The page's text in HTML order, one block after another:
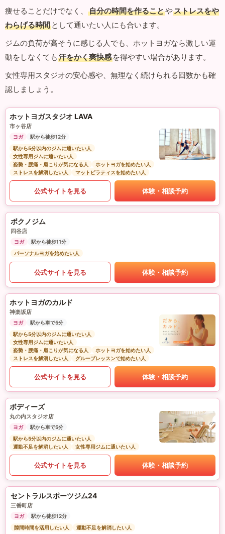
痩せることだけでなく、
自分の時間を作ることやストレスをや
わらげる時間 として通いたい人にも合います。
ジムの負荷が高そうに感じる人でも、ホットヨガなら激しい運
動をしなくても 汗をかく爽快感 を得やすい場合があります。
女性専用スタジオの安心感や、無理なく続けられる回数かも確
認しましょう。
ホットヨガスタジオ LAVA
市ヶ谷店
ヨガ
駅から徒歩12分
駅から5分以内のジムに通いたい人
女性専用ジムに通いたい人
姿勢・腰痛・肩こりが気になる人
ホットヨガを始めたい人
ストレスを解消したい人
マットピラティスを始めたい人
公式サイトを見る 体験・相談予約
ボクノジム
四谷店
ヨガ
駅から徒歩11分
パーソナルヨガを始めたい人
公式サイトを見る 体験・相談予約
ホットヨガのカルド
神楽坂店
ヨガ
駅から車で5分
駅から5分以内のジムに通いたい人
女性専用ジムに通いたい人
姿勢・腰痛・肩こりが気になる人
ホットヨガを始めたい人
ストレスを解消したい人
グループレッスンで始めたい人
公式サイトを見る 体験・相談予約
ボディーズ
丸の内スタジオ店
ヨガ
駅から車で5分
駅から5分以内のジムに通いたい人
運動不足を解消したい人
女性専用ジムに通いたい人
公式サイトを見る 体験・相談予約
セントラルスポーツジム24
三番町店
ヨガ
駅から徒歩12分
隙間時間を活用したい人
運動不足を解消したい人